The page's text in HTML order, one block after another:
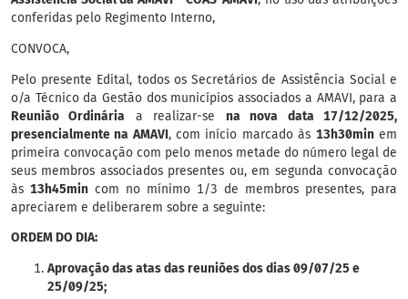
conferidas pelo Regimento Interno,
CONVOCA,
Pelo presente Edital, todos os Secretários de Assistência Social e
o/a Técnico da Gestão dos municípios associados a AMAVI, para a
Reunião Ordinária a realizar-se na nova data 17/12/2025,
presencialmente na AMAVI, com início marcado às 13h30minem
primeira convocação com pelo menos metade do número legal de
seus membros associados presentes ou, em segunda convocação
às 13h45mincom no mínimo 1/3 de membros presentes, para
apreciarem e deliberarem sobre a seguinte:
ORDEM DO DIA:
Aprovação das atas das reuniões dos dias 09/07/25 e
25/09/25;